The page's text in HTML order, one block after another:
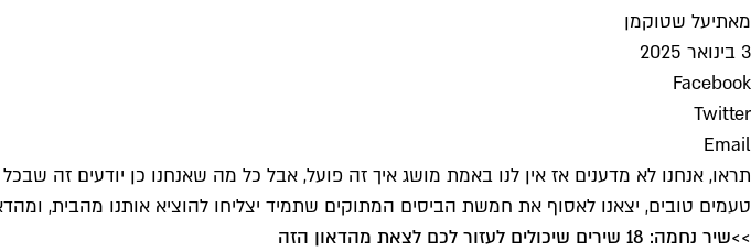
מאתיעל שטוקמן
3 בינואר 2025
Facebook
Twitter
Email
תראו, אנחנו לא מדענים אז אין לנו באמת מושג איך זה פועל, אבל כל מה שאנחנו כן יודעים זה
טעמים טובים, יצאנו לאסוף את חמשת הביסים המתוקים שתמיד יצליחו להוציא אותנו מהבית,
>>שיר נחמה: 18 שירים שיכולים לעזור לכם לצאת מהדאון הזה